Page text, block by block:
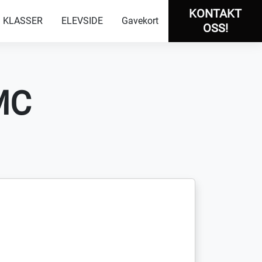
KLASSER ELEVSIDE Gavekort
KONTAKT
OSS!